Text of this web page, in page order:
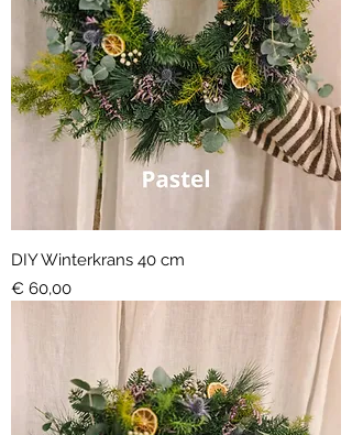
DIY Winterkrans 40 cm
Prijs
€ 60,00